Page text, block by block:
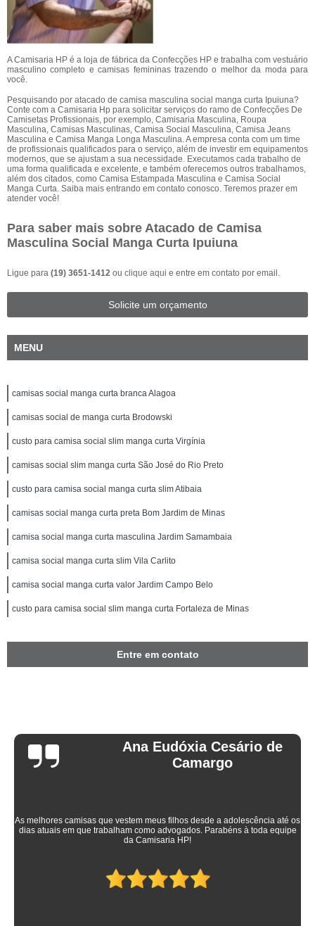
A Camisaria HP é a loja de fábrica da Confecções HP e trabalha com vestuário
masculino completo e camisas femininas trazendo o melhor da moda para
você.
Pesquisando por atacado de camisa masculina social manga curta Ipuiuna?
Conte com a Camisaria Hp para solicitar serviços do ramo de Confecções De
Camisetas Profissionais, por exemplo, Camisaria Masculina, Roupa
Masculina, Camisas Masculinas, Camisa Social Masculina, Camisa Jeans
Masculina e Camisa Manga Longa Masculina. A empresa conta com um time
de profissionais qualificados para o serviço, além de investir em equipamentos
modernos, que se ajustam a sua necessidade. Executamos cada trabalho de
uma forma qualificada e excelente, e também oferecemos outros trabalhamos,
além dos citados, como Camisa Estampada Masculina e Camisa Social
Manga Curta. Saiba mais entrando em contato conosco. Teremos prazer em
atender você!
Para saber mais sobre Atacado de Camisa
Masculina Social Manga Curta Ipuiuna
Ligue para (19) 3651-1412 ou clique aqui e entre em contato por email.
Solicite um orçamento
MENU
camisas social manga curta branca Alagoa
camisas social de manga curta Brodowski
custo para camisa social slim manga curta Virgínia
camisas social slim manga curta São José do Rio Preto
custo para camisa social manga curta slim Atibaia
camisas social manga curta preta Bom Jardim de Minas
camisa social manga curta masculina Jardim Samambaia
camisa social manga curta slim Vila Carlito
camisa social manga curta valor Jardim Campo Belo
custo para camisa social slim manga curta Fortaleza de Minas
Entre em contato
Ana Eudóxia Cesário de
Camargo
As melhores camisas que vestem meus filhos desde a adolescência até os
dias atuais em que trabalham como advogados. Parabéns à toda equipe
da Camisaria HP!